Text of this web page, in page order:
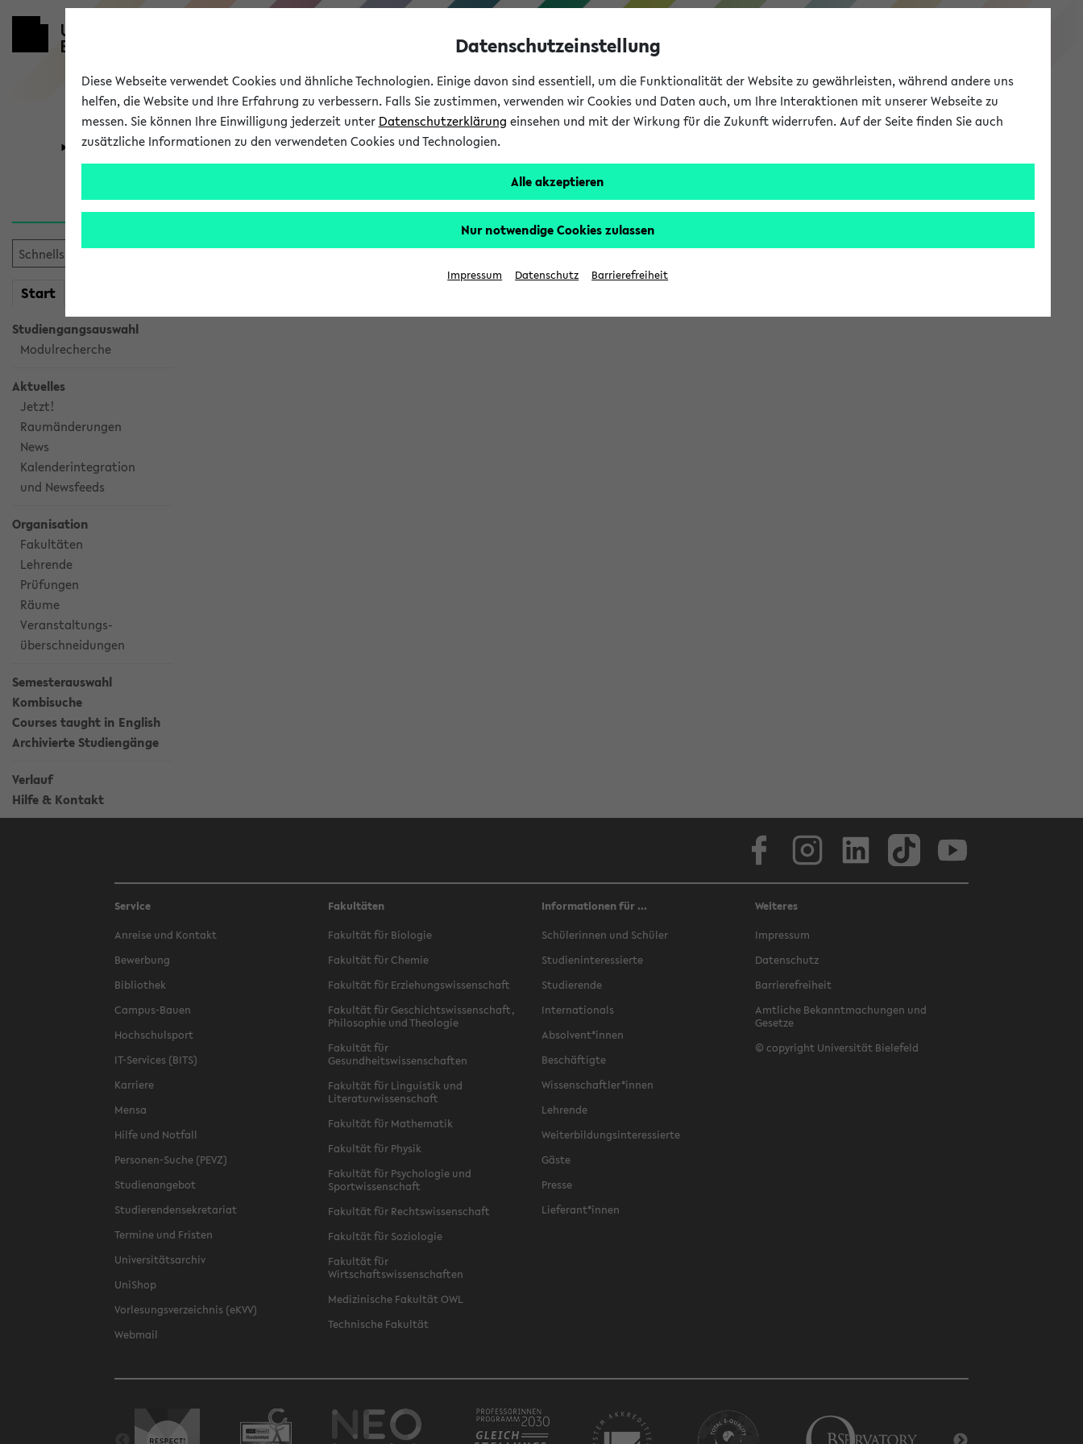
eKVV
Universität Forschung Studium
Start
Studiengangsauswahl
Modulrecherche
Aktuelles
Jetzt!
Raumänderungen
News
Kalenderintegration
und Newsfeeds
Organisation
Fakultäten
Lehrende
Prüfungen
Räume
Veranstaltungs-
überschneidungen
Semesterauswahl
Kombisuche
Courses taught in English
Archivierte Studiengänge
Verlauf
Hilfe & Kontakt
Verlauf
Service
Anreise und Kontakt
Bewerbung
Bibliothek
Campus-Bauen
Hochschulsport
IT-Services (BITS)
Karriere
Mensa
Hilfe und Notfall
Personen-Suche (PEVZ)
Studienangebot
Studierendensekretariat
Termine und Fristen
Universitätsarchiv
UniShop
Vorlesungsverzeichnis (eKVV)
Webmail
Fakultäten
Fakultät für Biologie
Fakultät für Chemie
Fakultät für Erziehungswissenschaft
Fakultät für Geschichtswissenschaft,
Philosophie und Theologie
Fakultät für
Gesundheitswissenschaften
Fakultät für Linguistik und
Literaturwissenschaft
Fakultät für Mathematik
Fakultät für Physik
Fakultät für Psychologie und
Sportwissenschaft
Fakultät für Rechtswissenschaft
Fakultät für Soziologie
Fakultät für
Wirtschaftswissenschaften
Medizinische Fakultät OWL
Technische Fakultät
Informationen für ...
Schülerinnen und Schüler
Studieninteressierte
Studierende
Internationals
Absolvent*innen
Beschäftigte
Wissenschaftler*innen
Lehrende
Weiterbildungsinteressierte
Gäste
Presse
Lieferant*innen
Weiteres
Impressum
Datenschutz
Barrierefreiheit
Amtliche Bekanntmachungen und
Gesetze
© copyright Universität Bielefeld
Datenschutzeinstellung
Diese Webseite verwendet Cookies und ähnliche Technologien. Einige davon sind essentiell, um die Funktionalität der Website zu gewährleisten, während andere uns
helfen, die Website und Ihre Erfahrung zu verbessern. Falls Sie zustimmen, verwenden wir Cookies und Daten auch, um Ihre Interaktionen mit unserer Webseite zu
messen. Sie können Ihre Einwilligung jederzeit unter Datenschutzerklärung einsehen und mit der Wirkung für die Zukunft widerrufen. Auf der Seite finden Sie auch
zusätzliche Informationen zu den verwendeten Cookies und Technologien.
Alle akzeptieren
Nur notwendige Cookies zulassen
Impressum Datenschutz Barrierefreiheit